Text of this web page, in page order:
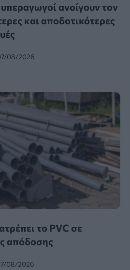
ανοίγουν τον
και αποδοτικότερες
08/2026
το PVC σε
απόδοσης
08/2026